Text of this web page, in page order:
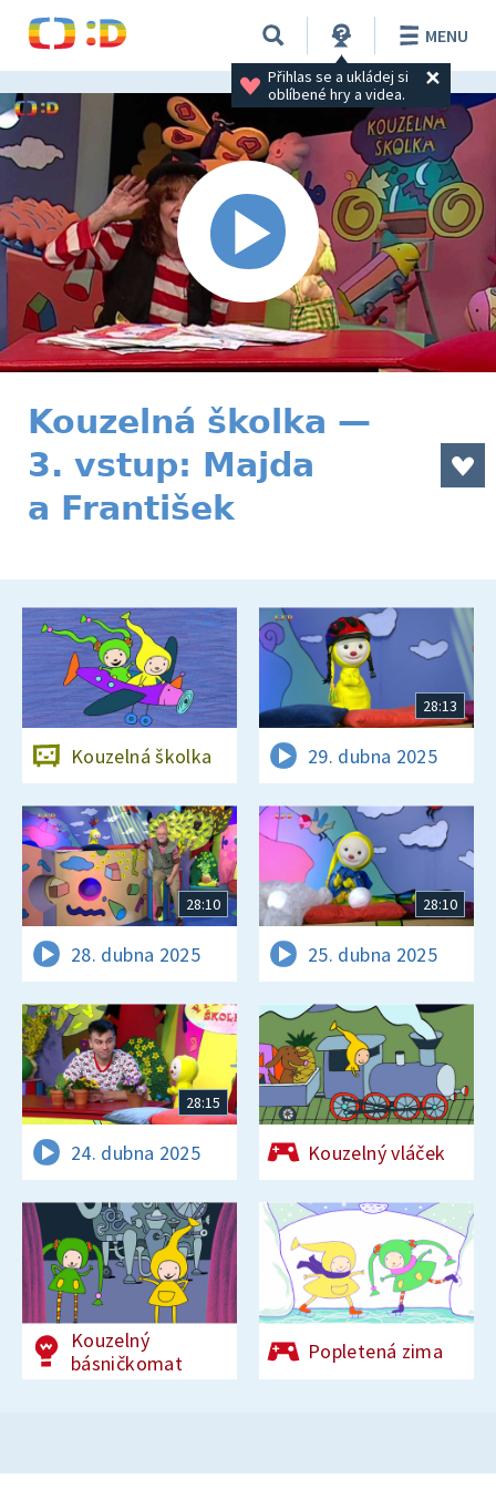
Přihlas se a ukládej si
oblíbené hry a videa.
MENU
Kouzelná školka —
3. vstup: Majda
a František
Kouzelná školka
28:13
29. dubna 2025
28:10
28. dubna 2025
28:10
25. dubna 2025
28:15
24. dubna 2025 Kouzelný vláček
Kouzelný
básničkomat
Popletená zima